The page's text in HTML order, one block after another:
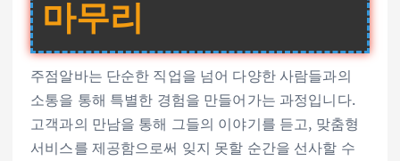
마무리
주점알바는 단순한 직업을 넘어 다양한 사람들과의
소통을 통해 특별한 경험을 만들어가는 과정입니다.
고객과의 만남을 통해 그들의 이야기를 듣고, 맞춤형
서비스를 제공함으로써 잊지 못할 순간을 선사할 수